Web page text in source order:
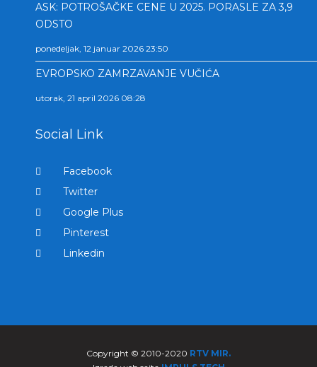
ASK: POTROŠAČKE CENE U 2025. PORASLE ZA 3,9
ODSTO
ponedeljak, 12 januar 2026 23:50
EVROPSKO ZAMRZAVANJE VUČIĆA
utorak, 21 april 2026 08:28
Social Link
Facebook
Twitter
Google Plus
Pinterest
Linkedin
Copyright © 2010-2020 RTV MIR.